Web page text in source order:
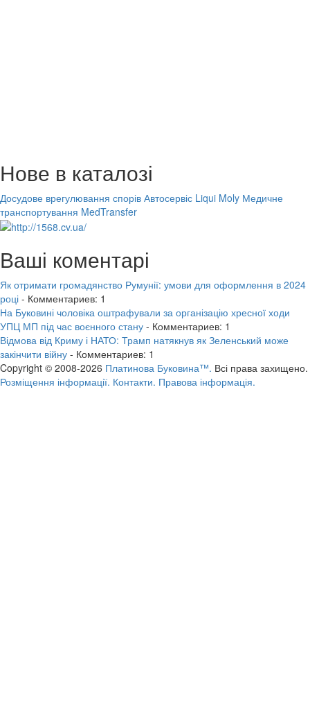
Нове в каталозі
Досудове врегулювання спорів Автосервіс Liqui Moly Медичне
транспортування MedTransfer
Ваші коментарі
Як отримати громадянство Румунії: умови для оформлення в 2024
році - Комментариев: 1
На Буковині чоловіка оштрафували за організацію хресної ходи
УПЦ МП під час воєнного стану - Комментариев: 1
Відмова від Криму і НАТО: Трамп натякнув як Зеленський може
закінчити війну - Комментариев: 1
Copyright © 2008-2026 Платинова Буковина™. Всі права захищено.
Розміщення інформації. Контакти. Правова інформація.